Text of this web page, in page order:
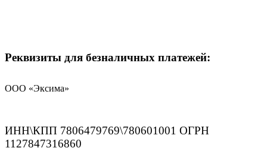
Реквизиты для безналичных платежей:
ООО «Эксима»
ИНН\КПП 7806479769\780601001 ОГРН
1127847316860